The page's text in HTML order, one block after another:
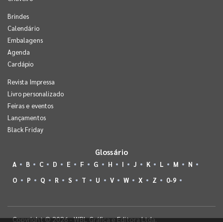
Brindes
Calendário
Embalagens
Agenda
Cardápio
Revista Impressa
Livro personalizado
Feiras e eventos
Lançamentos
Black Friday
Glossário
A B C D E F G H I J K L M
N
O
P Q R S T U V W X Z 0-9
Copyright © 2026 - WBL Gráfica e Editora Ltda.